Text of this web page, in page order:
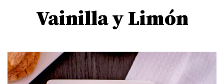
Vainilla y Limón